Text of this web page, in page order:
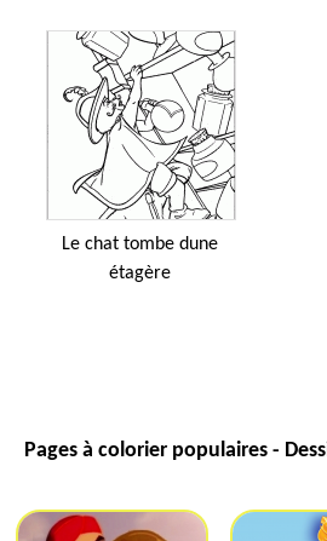
Le chat tombe dune
étagère
Pages à colorier populaires -